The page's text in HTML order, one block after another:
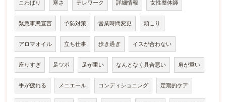
こわばり 寒さ テレワーク 詳細情報 女性整体師
緊急事態宣言 予防対策 営業時間変更 頭こり
アロマオイル 立ち仕事 歩き過ぎ イスが合わない
座りすぎ 足ツボ 足が重い なんとなく具合悪い 肩が重い
手が疲れる メニエール コンディショニング 定期的ケア